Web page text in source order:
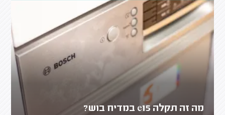
מה זה תקלה e15 במדיח בוש?